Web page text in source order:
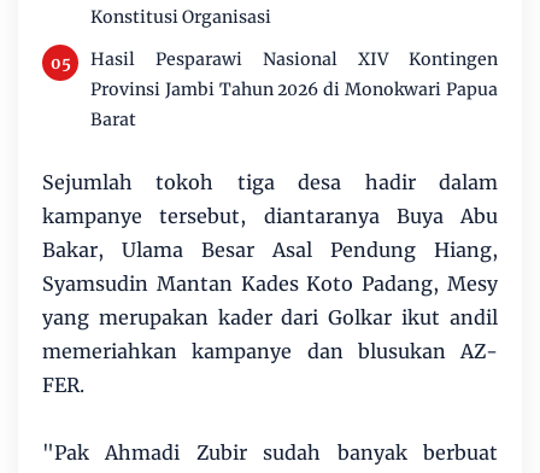
Konstitusi Organisasi
Hasil Pesparawi Nasional XIV Kontingen
Provinsi Jambi Tahun 2026 di Monokwari Papua
Barat
Sejumlah tokoh tiga desa hadir dalam
kampanye tersebut, diantaranya Buya Abu
Bakar, Ulama Besar Asal Pendung Hiang,
Syamsudin Mantan Kades Koto Padang, Mesy
yang merupakan kader dari Golkar ikut andil
memeriahkan kampanye dan blusukan AZ-
FER.
"Pak Ahmadi Zubir sudah banyak berbuat